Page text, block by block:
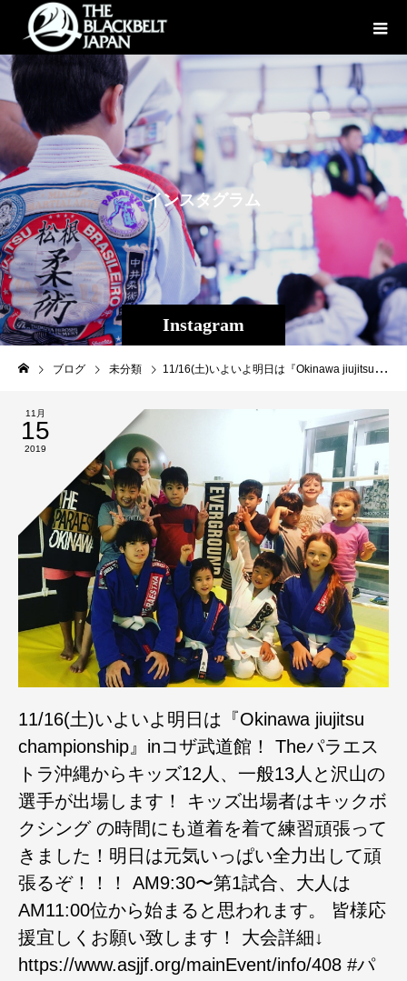
Instagram
インスタグラ ム
ブログ 未分類 11/16(土)いよいよ明日は『Okinawa jiujitsu championship』inコザ武道館！ Theパラエストラ沖縄からキッズ12人、一般13人と沢山の選手が出場します！ キッズ出場者はキックボクシング の時間にも道着を着て練習頑張ってきました！明日は元気いっぱい全力出して頑張るぞ！！！ AM9:30〜第1試合、大人はAM11:00位から始まると思われます。 皆様応援宜しくお願い致します！ 大会詳細↓ https://www.asjjf.org/mainEvent/info/408 #パラエストラ #沖縄 #那覇 #与儀 #MMA #shooto #コザ #総合格闘技 #修斗 #キックボクシング #柔術 #jiujitsu #ダイエット
11月
15
2019
11/16(土)いよいよ明日は『Okinawa jiujitsu
championship』inコザ武道館！ Theパラエス
トラ沖縄からキッズ12人、一般13人と沢山の
選手が出場します！ キッズ出場者はキックボ
クシング の時間にも道着を着て練習頑張って
きました！明日は元気いっぱい全力出して頑
張るぞ！！！ AM9:30〜第1試合、大人は
AM11:00位から始まると思われます。 皆様応
援宜しくお願い致します！ 大会詳細↓
https://www.asjjf.org/mainEvent/info/408 #パ